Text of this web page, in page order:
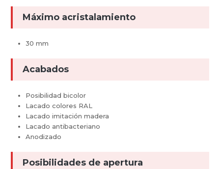
Máximo acristalamiento
30 mm
Acabados
Posibilidad bicolor
Lacado colores RAL
Lacado imitación madera
Lacado antibacteriano
Anodizado
Posibilidades de apertura